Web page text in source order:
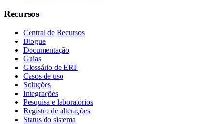
Recursos
Central de Recursos
Blogue
Documentação
Guias
Glossário de ERP
Casos de uso
Soluções
Integrações
Pesquisa e laboratórios
Registro de alterações
Status do sistema